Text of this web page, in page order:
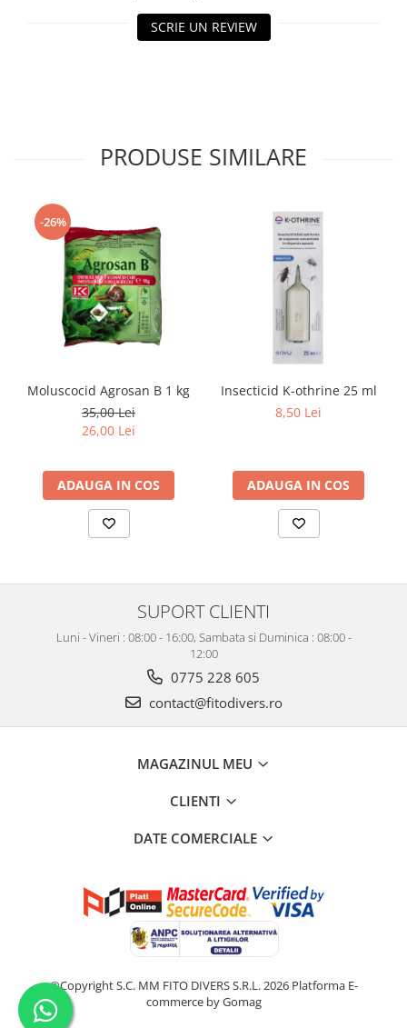
SCRIE UN REVIEW
PRODUSE SIMILARE
-26%
Moluscocid Agrosan B 1 kg
35,00 Lei
26,00 Lei
ADAUGA IN COS
Insecticid K-othrine 25 ml
8,50 Lei
ADAUGA IN COS
SUPORT CLIENTI
Luni - Vineri : 08:00 - 16:00, Sambata si Duminica : 08:00 -
12:00
0775 228 605
contact@fitodivers.ro
MAGAZINUL MEU
CLIENTI
DATE COMERCIALE
©Copyright S.C. MM FITO DIVERS S.R.L. 2026 Platforma E-
commerce by Gomag